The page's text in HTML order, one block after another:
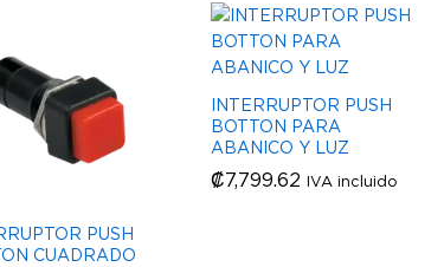
PUSH
CUADRADO
INTERRUPTOR PUSH
BOTTON PARA
ABANICO Y LUZ
₡7,799.62 IVA incluido
₡7,799.62